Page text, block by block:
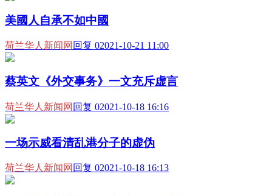
美國人自承不如中國
荷兰华人新闻网 回复 02021-10-21 11:00
蔡英文《外交事务》一文充斥虚言
荷兰华人新闻网 回复 02021-10-18 16:16
一场示威看清乱港分子的虚伪
荷兰华人新闻网 回复 02021-10-18 16:13